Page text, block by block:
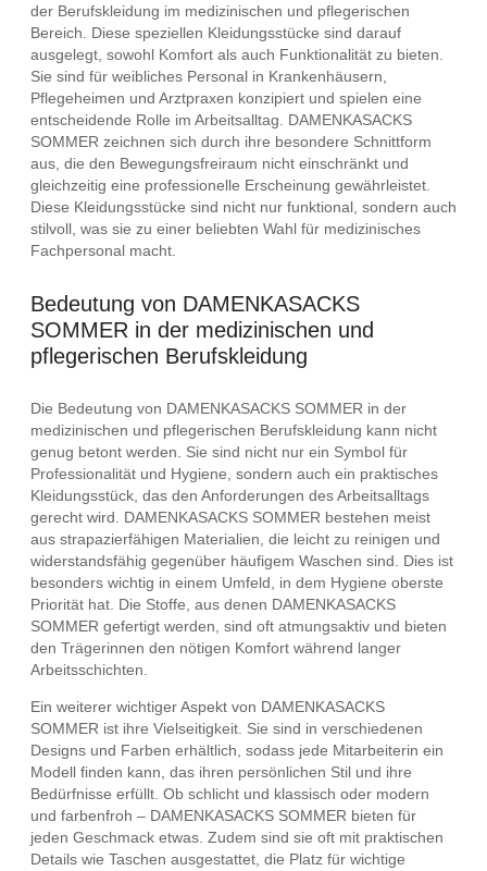
der Berufskleidung im medizinischen und pflegerischen
Bereich. Diese speziellen Kleidungsstücke sind darauf
ausgelegt, sowohl Komfort als auch Funktionalität zu bieten.
Sie sind für weibliches Personal in Krankenhäusern,
Pflegeheimen und Arztpraxen konzipiert und spielen eine
entscheidende Rolle im Arbeitsalltag. DAMENKASACKS
SOMMER zeichnen sich durch ihre besondere Schnittform
aus, die den Bewegungsfreiraum nicht einschränkt und
gleichzeitig eine professionelle Erscheinung gewährleistet.
Diese Kleidungsstücke sind nicht nur funktional, sondern auch
stilvoll, was sie zu einer beliebten Wahl für medizinisches
Fachpersonal macht.
Bedeutung von DAMENKASACKS
SOMMER in der medizinischen und
pflegerischen Berufskleidung
Die Bedeutung von DAMENKASACKS SOMMER in der
medizinischen und pflegerischen Berufskleidung kann nicht
genug betont werden. Sie sind nicht nur ein Symbol für
Professionalität und Hygiene, sondern auch ein praktisches
Kleidungsstück, das den Anforderungen des Arbeitsalltags
gerecht wird. DAMENKASACKS SOMMER bestehen meist
aus strapazierfähigen Materialien, die leicht zu reinigen und
widerstandsfähig gegenüber häufigem Waschen sind. Dies ist
besonders wichtig in einem Umfeld, in dem Hygiene oberste
Priorität hat. Die Stoffe, aus denen DAMENKASACKS
SOMMER gefertigt werden, sind oft atmungsaktiv und bieten
den Trägerinnen den nötigen Komfort während langer
Arbeitsschichten.
Ein weiterer wichtiger Aspekt von DAMENKASACKS
SOMMER ist ihre Vielseitigkeit. Sie sind in verschiedenen
Designs und Farben erhältlich, sodass jede Mitarbeiterin ein
Modell finden kann, das ihren persönlichen Stil und ihre
Bedürfnisse erfüllt. Ob schlicht und klassisch oder modern
und farbenfroh – DAMENKASACKS SOMMER bieten für
jeden Geschmack etwas. Zudem sind sie oft mit praktischen
Details wie Taschen ausgestattet, die Platz für wichtige